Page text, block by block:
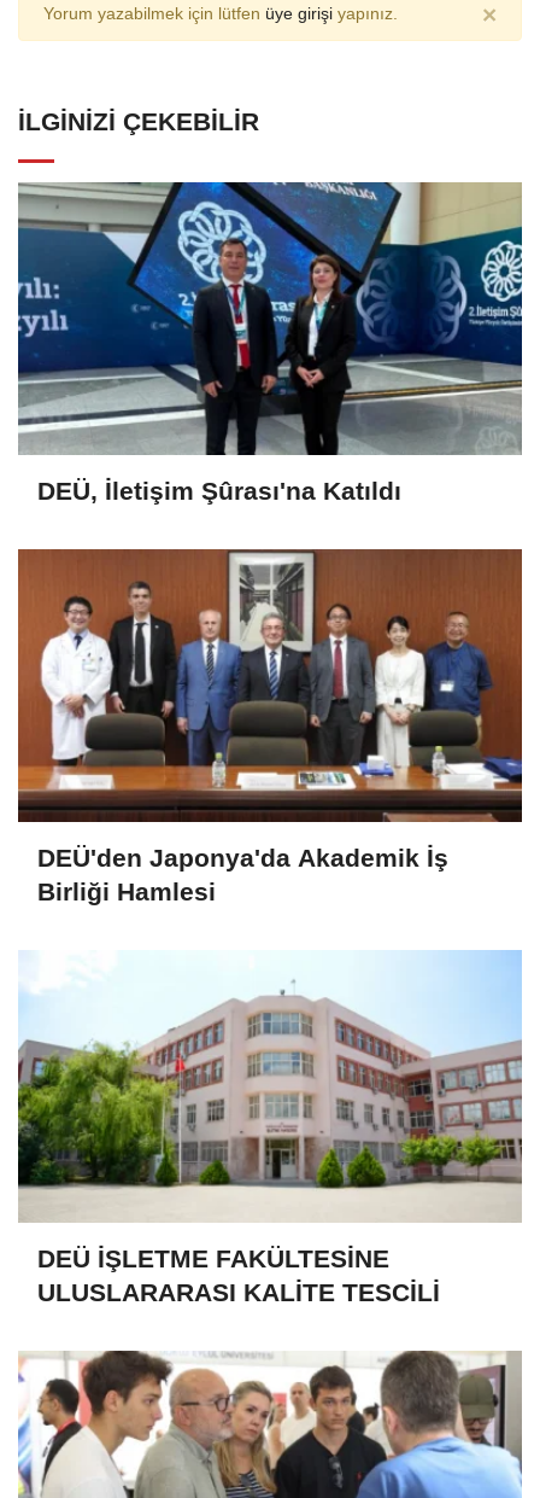
Yorum yazabilmek için lütfen üye girişi yapınız. ×
İLGINIZI ÇEKEBILIR
DEÜ, İletişim Şûrası'na Katıldı
DEÜ'den Japonya'da Akademik İş
Birliği Hamlesi
DEÜ İŞLETME FAKÜLTESİNE
ULUSLARARASI KALİTE TESCİLİ